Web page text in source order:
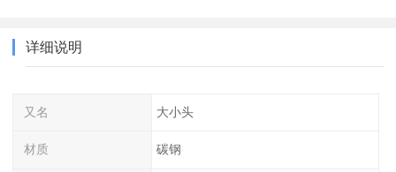
详细说明
又名 大小头
材质 碳钢